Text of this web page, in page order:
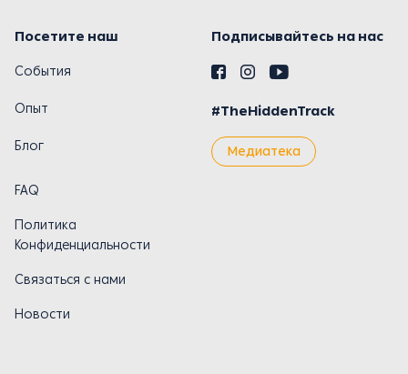
Посетите наш Подписывайтесь на нас
События
Опыт #TheHiddenTrack
Блог Медиатека
FAQ
Политика
Конфиденциальности
Связаться с нами
Новости